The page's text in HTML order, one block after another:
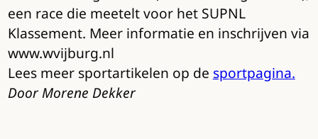
een race die meetelt voor het SUPNL
Klassement. Meer informatie en inschrijven via
www.wvijburg.nl
Lees meer sportartikelen op de sportpagina.
Door Morene Dekker